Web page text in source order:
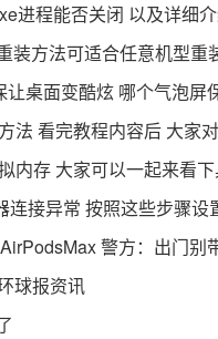
进程能否关闭 以及详细
装方法可适合任意机型重
桌面变酷炫 哪个气泡屏
法 看完教程内容后 大家
内存 大家可以一起来看
连接异常 按照这些步骤
警方：出门别带
球报资讯